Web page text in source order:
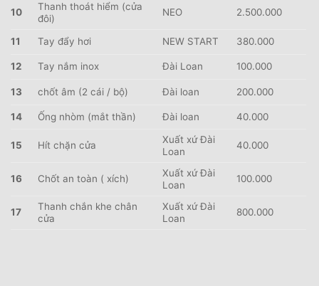
10
Thanh thoát hiểm (cửa
đôi)
NEO 2.500.000
11 Tay đẩy hơi NEW START 380.000
12 Tay nắm inox Đài Loan 100.000
13 chốt âm (2 cái / bộ) Đài loan 200.000
14 Ống nhòm (mắt thần) Đài loan 40.000
15 Hít chặn cửa
Xuất xứ Đài
Loan
40.000
16 Chốt an toàn ( xích)
Xuất xứ Đài
Loan
100.000
17
Thanh chắn khe chân
cửa
Xuất xứ Đài
Loan
800.000